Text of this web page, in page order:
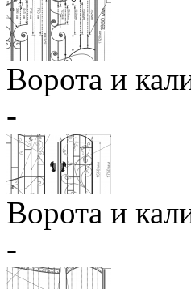
Ворота и
-
Ворота и
-